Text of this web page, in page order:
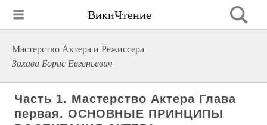
ВикиЧтение
Мастерство Актера и Режиссера
Захава Борис Евгеньевич
Часть 1. Мастерство Актера Глава
первая. ОСНОВНЫЕ ПРИНЦИПЫ